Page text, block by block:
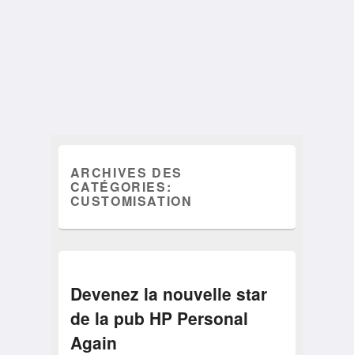
ARCHIVES DES
CATÉGORIES:
CUSTOMISATION
Devenez la nouvelle star
de la pub HP Personal
Again